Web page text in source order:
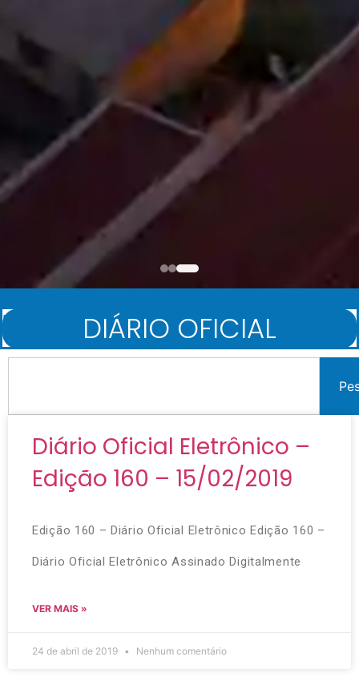
DIÁRIO OFICIAL
Início Diário Oficial
Diário Oficial Eletrônico –
Edição 160 – 15/02/2019
Edição 160 – Diário Oficial Eletrônico Edição 160 –
Diário Oficial Eletrônico Assinado Digitalmente
VER MAIS »
24 de abril de 2019 Nenhum comentário